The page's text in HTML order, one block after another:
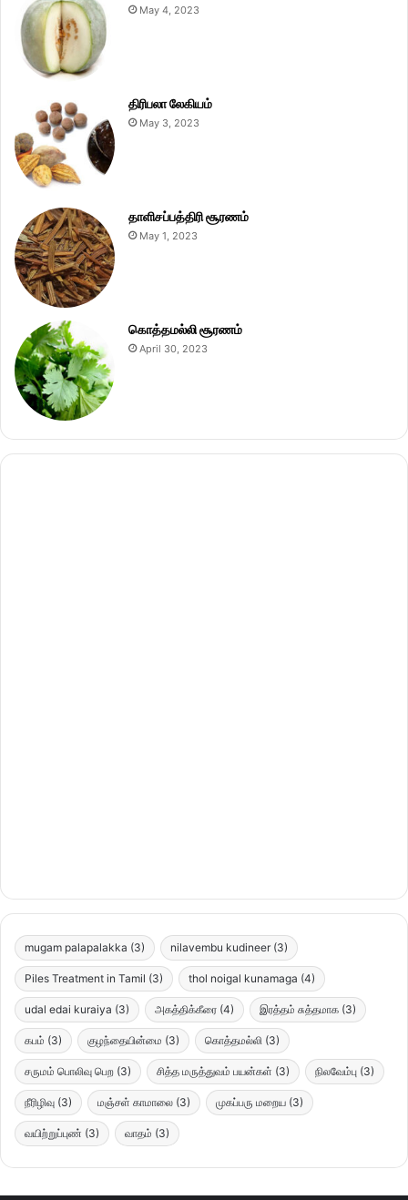
May 4, 2023
திரிபலா லேகியம்
May 3, 2023
தாளிசப்பத்திரி சூரணம்
May 1, 2023
கொத்தமல்லி சூரணம்
April 30, 2023
mugam palapalakka (3) nilavembu kudineer (3)
Piles Treatment in Tamil (3) thol noigal kunamaga (4)
udal edai kuraiya (3) அகத்திக்கீரை (4) இரத்தம் சுத்தமாக (3)
கபம் (3) குழந்தையின்மை (3) கொத்தமல்லி (3)
சருமம் பொலிவு பெற (3) சித்த மருத்துவம் பயன்கள் (3) நிலவேம்பு (3)
நீரிழிவு (3) மஞ்சள் காமாலை (3) முகப்பரு மறைய (3)
வயிற்றுப்புண் (3) வாதம் (3)